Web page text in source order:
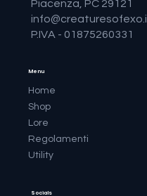
Piacenza, PC 29121
P.IVA - 01875260331
Menu
Home
Shop
Lore
Regolamenti
Utility
Socials